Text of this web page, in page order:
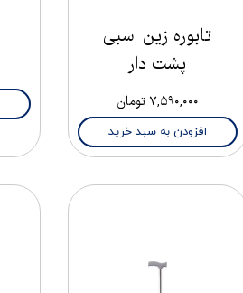
تابوره زین اسبی
پشت دار
۷,۵۹۰,۰۰۰ تومان
افزودن به سبد خرید